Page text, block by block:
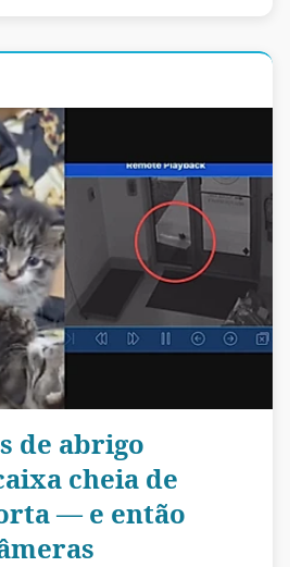
de abrigo
cheia de
— e então